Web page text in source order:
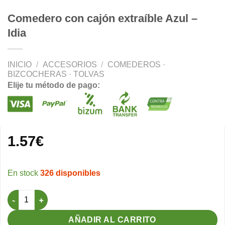
Comedero con cajón extraíble Azul –
Idia
INICIO / ACCESORIOS / COMEDEROS ·
BIZCOCHERAS · TOLVAS
Elije tu método de pago:
1.57€
326 disponibles
Comedero con cajón extraíble Azul - Idia cantidad
AÑADIR AL CARRITO